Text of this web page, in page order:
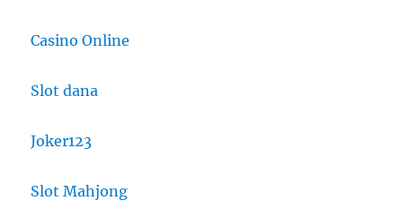
Casino Online
Slot dana
Joker123
Slot Mahjong